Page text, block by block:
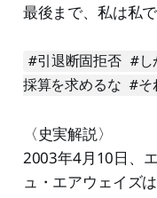
最後まで、私は私
#引退断固拒否 #
採算を求めるな #
〈史実解説〉
2003年4月10日、
ュ・エアウェイズ